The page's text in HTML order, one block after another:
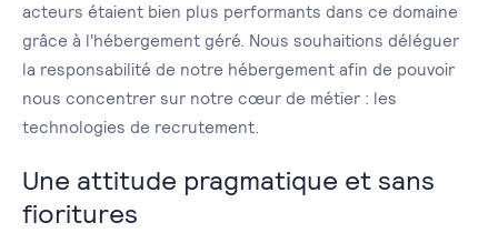
acteurs étaient bien plus performants dans ce domaine
grâce à l'hébergement géré. Nous souhaitions déléguer
la responsabilité de notre hébergement afin de pouvoir
nous concentrer sur notre cœur de métier : les
technologies de recrutement.
Une attitude pragmatique et sans
fioritures